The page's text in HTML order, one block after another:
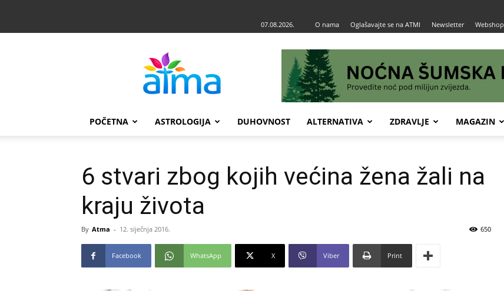
07.08.2026. O nama Oglašavajte se na ATMI Newsletter Webshop
POČETNA ASTROLOGIJA DUHOVNOST ALTERNATIVA ZDRAVLJE MAGAZIN
6 stvari zbog kojih većina žena žali na
kraju života
By Atma - 12. siječnja 2016. 650
Facebook WhatsApp X Viber Print